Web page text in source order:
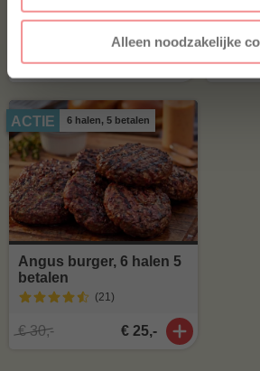
Alleen noodzakelijke
€ 12,20
ACTIE 6 halen, 5 betalen
Angus burger, 6 halen 5
betalen
(21)
€ 30,- € 25,-